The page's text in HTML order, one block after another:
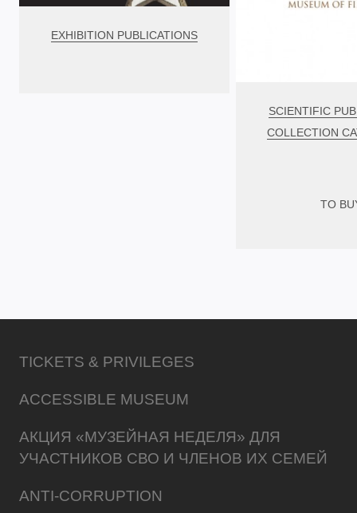
EXHIBITION PUBLICATIONS
SCIENTIFIC
COLLECTION
TO
TICKETS & PRIVILEGES
ACCESSIBLE MUSEUM
АКЦИЯ «МУЗЕЙНАЯ НЕДЕЛЯ» ДЛЯ
УЧАСТНИКОВ СВО И ЧЛЕНОВ ИХ СЕМЕЙ
ANTI-CORRUPTION